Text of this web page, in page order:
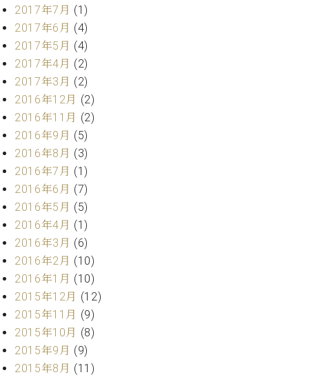
ィ
シ
ョ
ン
W.
ホ
フ
マ
ン
ヴ
ィ
ジ
ョ
ン
C.BECHSTEIN
Digital(ベ
ヒ
シ
ュ
タ
イ
ン
ス
タ
ッ
フ
ご
拶
技
術
者
紹
展示
情報
【ユ
ーロ
ピア
ノ特
選中
古】
イ
ベ
ン
ト
2017年7月 (1)
2017年6月 (4)
2017年5月 (4)
2017年4月 (2)
2017年3月 (2)
2016年12月 (2)
2016年11月 (2)
2016年9月 (5)
2016年8月 (3)
2016年7月 (1)
2016年6月 (7)
2016年5月 (5)
2016年4月 (1)
2016年3月 (6)
2016年2月 (10)
2016年1月 (10)
2015年12月 (12)
2015年11月 (9)
2015年10月 (8)
2015年9月 (9)
2015年8月 (11)